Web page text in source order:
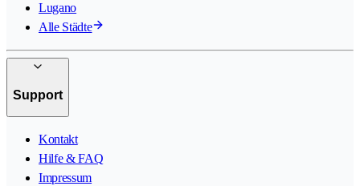
Lugano
Alle Städte
Support
Kontakt
Hilfe & FAQ
Impressum